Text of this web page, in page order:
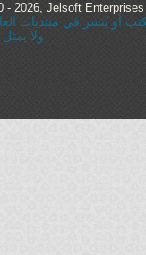
2026, Jelsoft Enterprises
أو يُنشر في منتديات
ولا